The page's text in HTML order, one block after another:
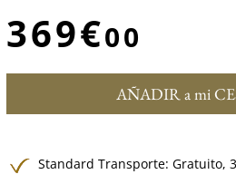
369€00
AÑADIR a mi
Standard Transporte:Gratuito,